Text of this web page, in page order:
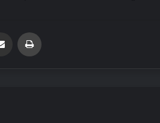
Email'den paylaş